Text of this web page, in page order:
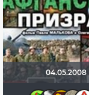
04.05.2008